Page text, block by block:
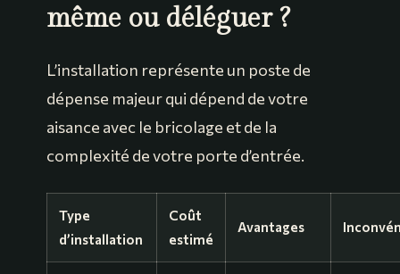
même ou déléguer ?
L’installation représente un poste de
dépense majeur qui dépend de votre
aisance avec le bricolage et de la
complexité de votre porte d’entrée.
Type
d’installation
Coût
estimé
Avantages